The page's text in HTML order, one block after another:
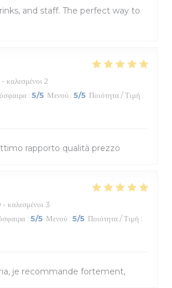
and staff. The perfect way to
καλεσμένοι 2
: 5/5 Μενού : 5/5 Ποιότητα / Τιμή :
rapporto qualità prezzo
καλεσμένοι 3
: 5/5 Μενού : 5/5 Ποιότητα / Τιμή :
je recommande fortement,